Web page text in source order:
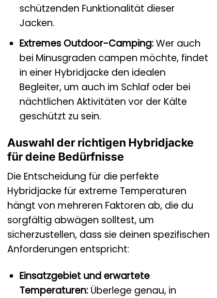
schützenden Funktionalität dieser
Jacken.
Extremes Outdoor-Camping:Wer auch
bei Minusgraden campen möchte, findet
in einer Hybridjacke den idealen
Begleiter, um auch im Schlaf oder bei
nächtlichen Aktivitäten vor der Kälte
geschützt zu sein.
Auswahl der richtigen Hybridjacke
für deine Bedürfnisse
Die Entscheidung für die perfekte
Hybridjacke für extreme Temperaturen
hängt von mehreren Faktoren ab, die du
sorgfältig abwägen solltest, um
sicherzustellen, dass sie deinen spezifischen
Anforderungen entspricht:
Einsatzgebiet und erwartete
Temperaturen:Überlege genau, in